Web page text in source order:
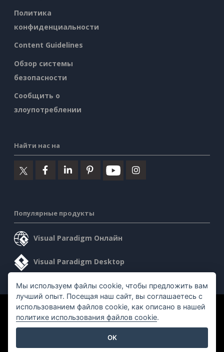
Политика
конфиденциальности
Content Guidelines
Обзор системы
безопасности
Сообщить о
злоупотреблении
Найти нас на
Популярные продукты
Visual Paradigm Онлайн
Visual Paradigm Desktop
©2026 by Visual Paradigm. Все права защищены.
Мы используем файлы cookie, чтобы предложить вам
лучший опыт. Посещая наш сайт, вы соглашаетесь с
использованием файлов cookie, как описано в нашей
политике использования файлов cookie.
OK